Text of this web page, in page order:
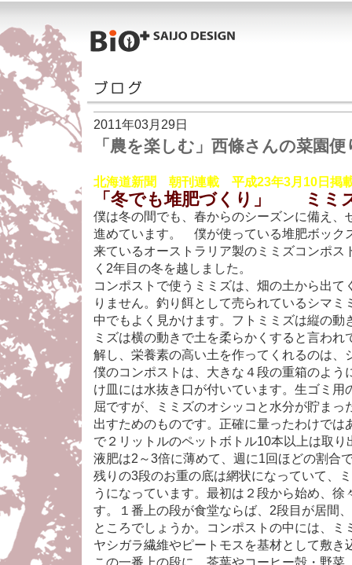
2011年03月29日
「農を楽しむ」西條さんの菜園便
北海道新聞 朝刊連載 平成23年3月10日掲
「冬でも堆肥づくり」 ミミ
僕は冬の間でも、春からのシーズンに備え、
進めています。 僕が使っている堆肥ボック
来ているオーストラリア製のミミズコンポス
く2年目の冬を越しました。
コンポストで使うミミズは、畑の土から出て
りません。釣り餌として売られているシマミ
中でもよく見かけます。フトミミズは縦の動
ミズは横の動きで土を柔らかくすると言われ
解し、栄養素の高い土を作ってくれるのは、
僕のコンポストは、大きな４段の重箱のよう
け皿には水抜き口が付いています。生ゴミ用
屈ですが、ミミズのオシッコと水分が貯まっ
出すためのものです。正確に量ったわけでは
で２リットルのペットボトル10本以上は取
液肥は2～3倍に薄めて、週に1回ほどの割合
残りの3段のお重の底は網状になっていて、
うになっています。最初は２段から始め、徐
す。１番上の段が食堂ならば、2段目が居間
ところでしょうか。コンポストの中には、ミ
ヤシガラ繊維やピートモスを基材として敷き
この一番上の段に、茶葉やコーヒー殻・野菜